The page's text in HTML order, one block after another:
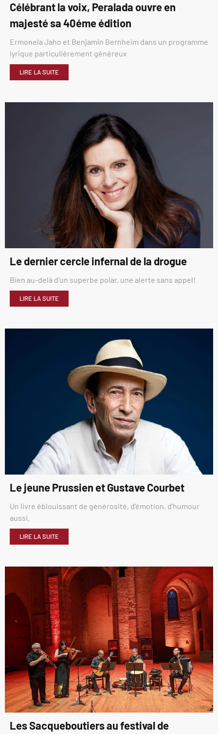
Célébrant la voix, Peralada ouvre en
majesté sa 40éme édition
Ermonela Jaho et Benjamin Bernheim dans un programme
lyrique particulièrement généreux
LIRE LA SUITE
Le dernier cercle infernal de la drogue
Bien au-delà d’un superbe polar, une alerte sans appel!
LIRE LA SUITE
Le jeune Prussien et Gustave Courbet
Un livre éblouissant de générosité, d’émotion, d’humour
aussi.
LIRE LA SUITE
Les Sacqueboutiers au festival de